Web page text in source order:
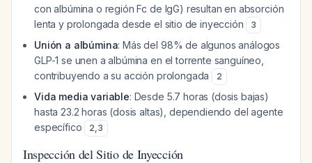
con albúmina o región Fc de IgG) resultan en absorción
lenta y prolongada desde el sitio de inyección
3
Unión a albúmina: Más del 98% de algunos análogos
GLP-1 se unen a albúmina en el torrente sanguíneo,
contribuyendo a su acción prolongada
2
Vida media variable: Desde 5.7 horas (dosis bajas)
hasta 23.2 horas (dosis altas), dependiendo del agente
específico
2,3
Inspección del Sitio de Inyección